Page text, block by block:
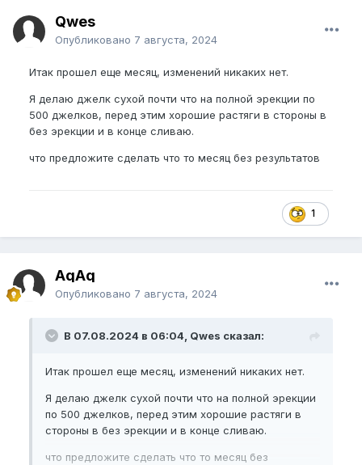
Qwes
Опубликовано 7 августа, 2024
Итак прошел еще месяц, изменений никаких нет.
Я делаю джелк сухой почти что на полной эрекции по
500 джелков, перед этим хорошие растяги в стороны в
без эрекции и в конце сливаю.
что предложите сделать что то месяц без результатов
1
AqAq
Опубликовано 7 августа, 2024
В 07.08.2024 в 06:04, Qwes сказал:
Итак прошел еще месяц, изменений никаких нет.
Я делаю джелк сухой почти что на полной эрекции
по 500 джелков, перед этим хорошие растяги в
стороны в без эрекции и в конце сливаю.
что предложите сделать что то месяц без